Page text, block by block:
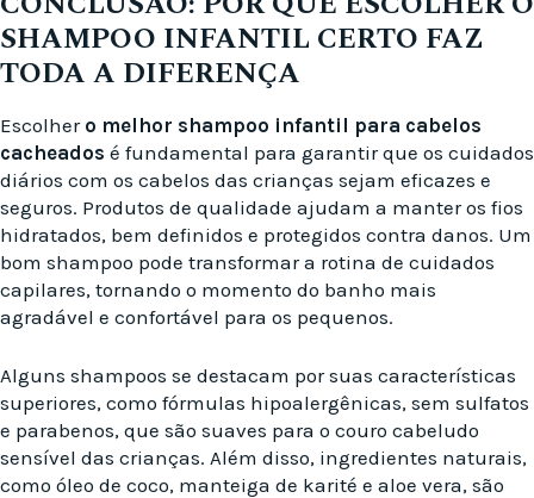
SHAMPOO INFANTIL CERTO FAZ
TODA A DIFERENÇA
Escolher o melhor shampoo infantil para cabelos
cacheados é fundamental para garantir que os cuidados
diários com os cabelos das crianças sejam eficazes e
seguros. Produtos de qualidade ajudam a manter os fios
hidratados, bem definidos e protegidos contra danos. Um
bom shampoo pode transformar a rotina de cuidados
capilares, tornando o momento do banho mais
agradável e confortável para os pequenos.
Alguns shampoos se destacam por suas características
superiores, como fórmulas hipoalergênicas, sem sulfatos
e parabenos, que são suaves para o couro cabeludo
sensível das crianças. Além disso, ingredientes naturais,
como óleo de coco, manteiga de karité e aloe vera, são